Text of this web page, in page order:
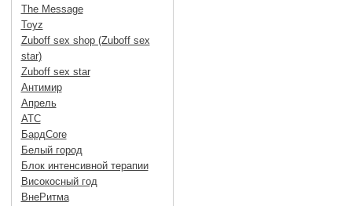
The Message
Toyz
Zuboff sex shop (Zuboff sex
star)
Zuboff sex star
Антимир
Апрель
АТС
БардCore
Белый город
Блок интенсивной терапии
Високосный год
ВнеРитма